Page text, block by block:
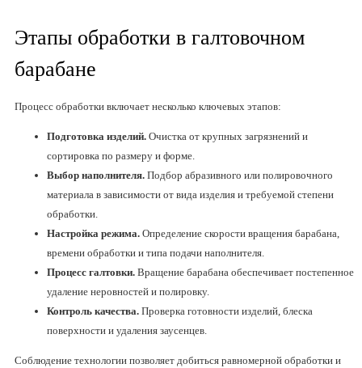
Этапы обработки в галтовочном
барабане
Процесс обработки включает несколько ключевых этапов:
Подготовка изделий. Очистка от крупных загрязнений и
сортировка по размеру и форме.
Выбор наполнителя. Подбор абразивного или полировочного
материала в зависимости от вида изделия и требуемой степени
обработки.
Настройка режима. Определение скорости вращения барабана,
времени обработки и типа подачи наполнителя.
Процесс галтовки. Вращение барабана обеспечивает постепенное
удаление неровностей и полировку.
Контроль качества. Проверка готовности изделий, блеска
поверхности и удаления заусенцев.
Соблюдение технологии позволяет добиться равномерной обработки и